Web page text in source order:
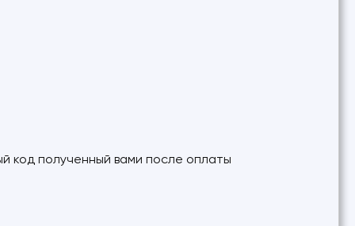
код полученный вами после оплаты